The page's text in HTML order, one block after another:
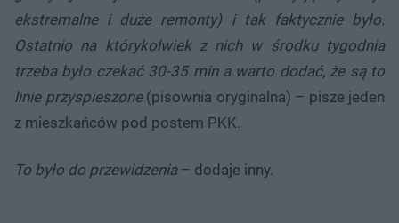
ekstremalne i duże remonty) i tak faktycznie było.
Ostatnio na którykolwiek z nich w środku tygodnia
trzeba było czekać 30-35 min a warto dodać, że są to
linie przyspieszone(pisownia oryginalna) – pisze jeden
z mieszkańców pod postem PKK.
To było do przewidzenia– dodaje inny.